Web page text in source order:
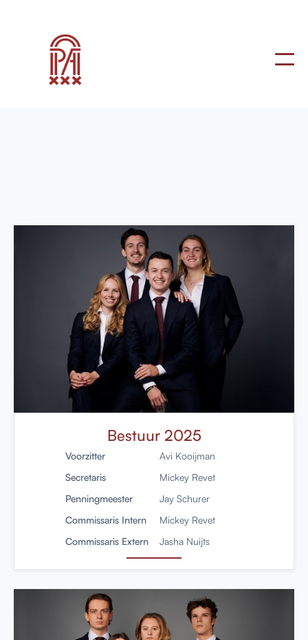
Bestuur 2025
Voorzitter
Avi Kooijman
Secretaris
Mickey Revet
Penningmeester
Jay Schurer
Commissaris Intern
Mickey Revet
Commissaris Extern
Jasha Nuijts